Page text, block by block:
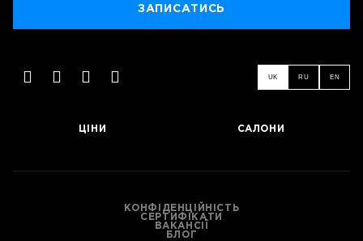
ЗАПИСАТИСЬ
UK RU EN
ЦІНИ САЛОНИ
КОНФІДЕНЦІЙНІСТЬ
СЕРТИФІКАТИ
ВАКАНСІЇ
БЛОГ